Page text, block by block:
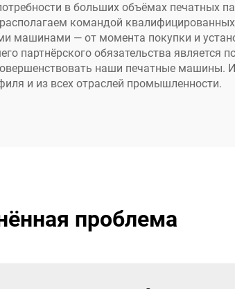
в больших объёмах печатных
командой
— от момента покупки и
партнёрского обязательства является
наши печатные
и из всех отраслей промышленности.
проблема